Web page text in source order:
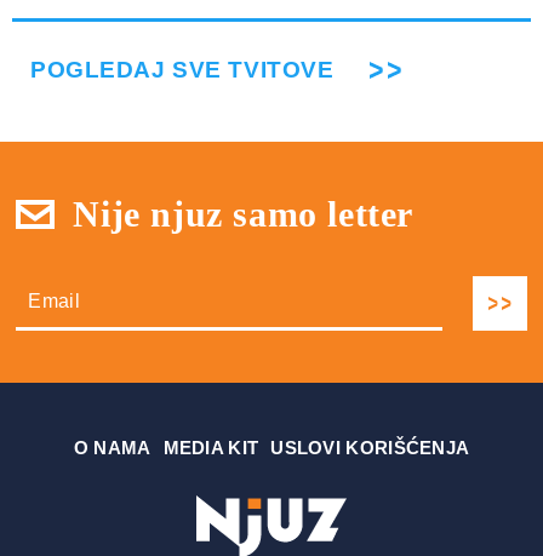
POGLEDAJ SVE TVITOVE
Nije njuz samo letter
О NAMA MEDIA KIT USLOVI KORIŠĆENJA